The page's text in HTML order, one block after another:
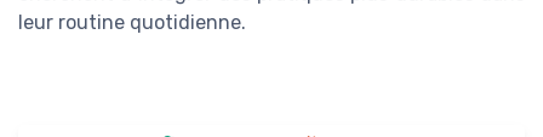
leur routine quotidienne.